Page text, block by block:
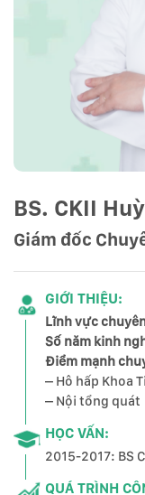
BS. CKII
Giám đốc
GIỚI THIỆU:
Lĩnh vực
Số năm kinh
Điểm mạnh
– Hô hấp Khoa
– Nội tổng quát
HỌC VẤN:
2015-2017: BS
QUÁ TRÌNH